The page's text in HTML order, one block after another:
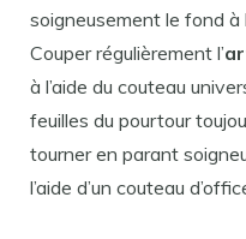
soigneusement le fond à
Couper régulièrement l’
à l’aide du couteau
feuilles du pourtour
tourner en parant
l’aide d’un couteau